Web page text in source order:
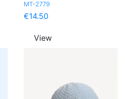
MT-2779
€14.50
View